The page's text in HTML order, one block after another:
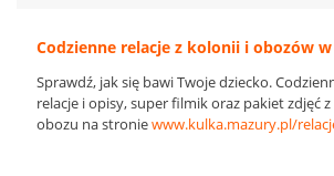
Codzienne relacje z kolonii i obozów w
Sprawdź, jak się bawi Twoje dziecko.
relacje i opisy, super filmik oraz pakiet zdjęć
obozu na stroniewww.kulka.mazury.pl/